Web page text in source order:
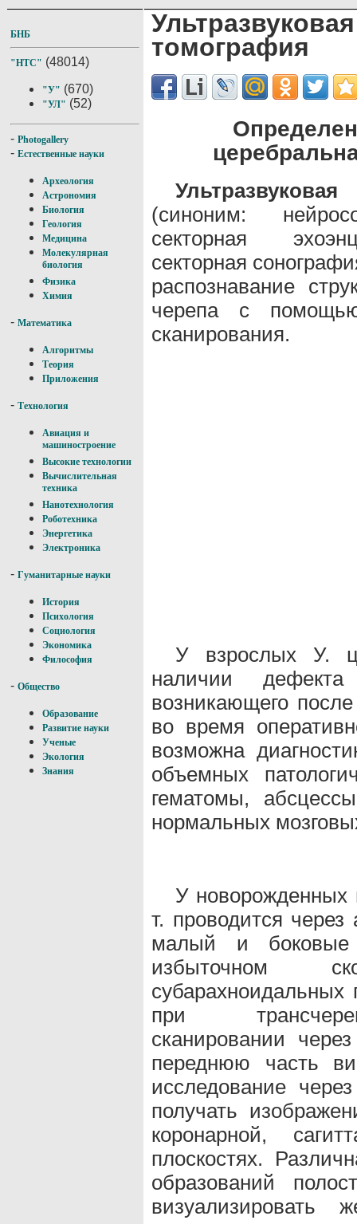
БНБ
"НТС" (48014)
"У" (670)
"УЛ" (52)
- Photogallery
- Естественные науки
Археология
Астрономия
Биология
Геология
Медицина
Молекулярная
биология
Физика
Химия
- Математика
Алгоритмы
Теория
Приложения
- Технология
Авиация и
машиностроение
Высокие технологии
Вычислительная
техника
Нанотехнология
Роботехника
Энергетика
Электроника
- Гуманитарные науки
История
Психология
Социология
Экономика
Философия
- Общество
Образование
Развитие науки
Ученые
Экология
Знания
томография
(синоним:
секторная
секторная
распознавание
черепа с помощью
сканирования.
У взрослых У.
наличии
возникающего
во время
возможна
объемных
гематомы,
нормальных
У новорожденных
т. проводится
малый и
избыточном
субарахноидальных
при
сканировании
переднюю часть
исследование
получать
коронарной,
плоскостях.
образований
визуализировать